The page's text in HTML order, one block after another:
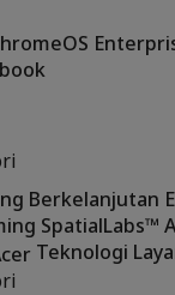
Berkelanjutan
SpatialLabs™
Teknologi